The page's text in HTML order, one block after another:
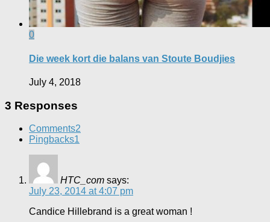
0
Die week kort die balans van Stoute Boudjies
July 4, 2018
3 Responses
Comments2
Pingbacks1
HTC_com says:
July 23, 2014 at 4:07 pm
Candice Hillebrand is a great woman !